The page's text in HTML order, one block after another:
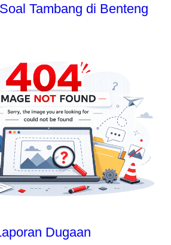
Tambang di Benteng
Dugaan